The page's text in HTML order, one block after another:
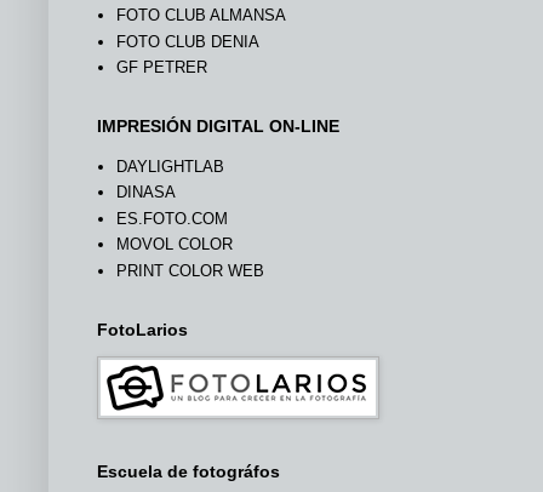
FOTO CLUB ALMANSA
FOTO CLUB DENIA
GF PETRER
IMPRESIÓN DIGITAL ON-LINE
DAYLIGHTLAB
DINASA
ES.FOTO.COM
MOVOL COLOR
PRINT COLOR WEB
FotoLarios
Escuela de fotográfos